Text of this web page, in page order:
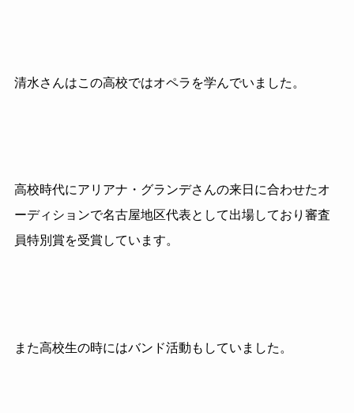
清水さんはこの高校ではオペラを学んでいました。
高校時代にアリアナ・グランデさんの来日に合わせたオ
ーディションで名古屋地区代表として出場しており審査
員特別賞を受賞しています。
また高校生の時にはバンド活動もしていました。